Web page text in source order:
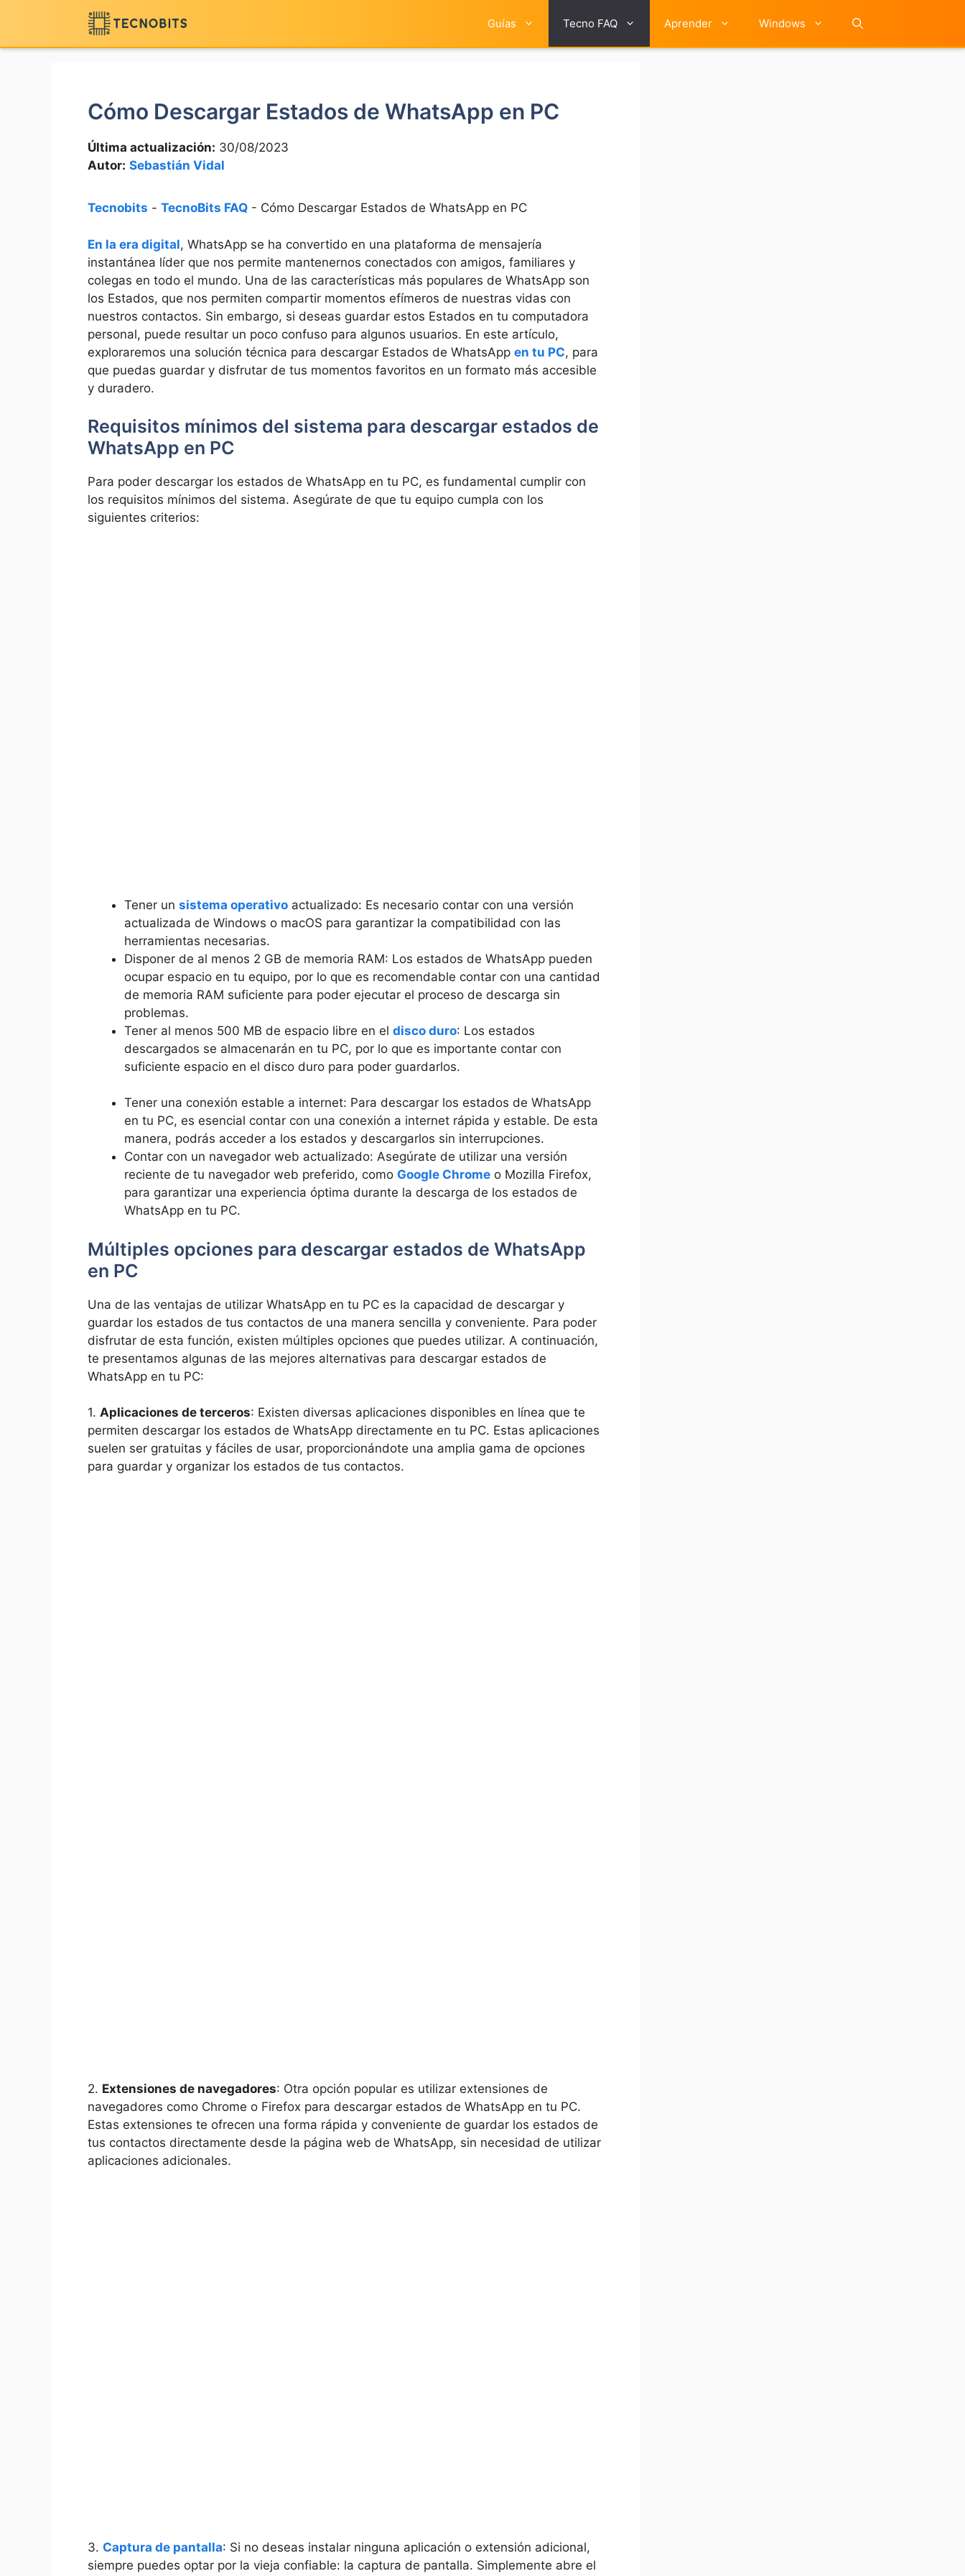
contenido
Guías Tecno FAQ Aprender Windows
Cómo Descargar Estados de WhatsApp en PC
Última actualización: 30/08/2023
Autor: Sebastián Vidal
Tecnobits - TecnoBits FAQ - Cómo Descargar Estados de WhatsApp en PC
En la era digital, WhatsApp se ha convertido en una plataforma de mensajería
instantánea líder​ que nos‌ permite mantenernos ⁣conectados con amigos, familiares y
colegas en todo el mundo. Una ‍de las características más populares ​de WhatsApp son
los Estados,‍ que nos ​permiten compartir momentos‌ efímeros de ‍nuestras vidas con‍
nuestros contactos. Sin embargo, ⁣si deseas guardar estos⁤ Estados en tu computadora
⁤personal, puede⁤ resultar un poco confuso⁣ para algunos usuarios. En ⁢este artículo,
exploraremos una solución técnica para descargar Estados de WhatsApp en tu PC, ⁢para‍
que​ puedas ​guardar⁢ y ⁢disfrutar de tus momentos ​favoritos en un formato más accesible
y duradero.
Requisitos ⁢mínimos​ del sistema ⁢para descargar estados de
WhatsApp en PC
Para⁣ poder descargar los‌ estados de ⁤WhatsApp en ‌tu PC, es fundamental cumplir con
los requisitos mínimos del sistema. Asegúrate‍ de‍ que tu equipo cumpla con los
siguientes criterios:
Tener un sistema operativo actualizado: Es necesario contar con una ⁤versión
actualizada ​de Windows ⁣o ‍macOS para garantizar⁢ la compatibilidad​ con‍ las ​
herramientas necesarias.
Disponer de al​ menos 2‌ GB de⁤ memoria RAM: Los ‌estados de ‌WhatsApp ‌pueden
ocupar espacio en tu ⁢equipo, por‌ lo ⁢que es recomendable contar con una cantidad⁢
de memoria RAM suficiente para poder ejecutar ​el proceso de descarga ⁣sin
‌problemas.
Tener ‌al menos 500 MB de espacio libre en el disco duro: Los estados
‌descargados se almacenarán ​en tu PC, por lo que es importante contar con
suficiente espacio ​en el disco ⁤duro para poder guardarlos.
Tener una conexión estable a internet: Para descargar los estados de WhatsApp
en⁣ tu PC, es esencial contar ⁣con una conexión a internet rápida y estable. De esta⁢
manera, podrás acceder a ​los estados y descargarlos sin interrupciones.
Contar con un navegador web actualizado: Asegúrate de utilizar una versión
reciente de tu navegador web preferido, ⁣como Google Chrome o Mozilla Firefox,
para garantizar una⁣ experiencia óptima durante la descarga⁢ de los estados de
⁢WhatsApp en tu PC.
Múltiples opciones para descargar‍ estados de WhatsApp
en⁢ PC
Una⁢ de las ​ventajas de utilizar WhatsApp en tu‍ PC ​es la capacidad de descargar y
guardar los estados de‍ tus contactos de ⁣una​ manera sencilla y conveniente. Para​ poder‍
disfrutar de esta función,‍ existen múltiples ⁣opciones que puedes utilizar. ⁤A continuación,
te presentamos algunas ⁣de las mejores alternativas‍ para​ descargar estados ​de ​
WhatsApp en tu​ PC:
1. Aplicaciones de terceros: Existen diversas ⁤aplicaciones disponibles en línea que te
permiten​ descargar los estados de WhatsApp directamente en ⁢tu PC. Estas aplicaciones
suelen ser gratuitas y ‍fáciles de usar, proporcionándote‌ una​ amplia ‌gama ‌de opciones
‌para guardar y organizar los estados de ⁤tus contactos.
2. Extensiones ⁤de navegadores: Otra opción popular‍ es utilizar extensiones de⁢
navegadores como Chrome ⁣o Firefox para descargar estados‌ de⁣ WhatsApp en tu ‌PC.
Estas extensiones ⁣te ofrecen​ una forma ⁤rápida y conveniente de guardar los estados de
tus contactos directamente desde la página web de‌ WhatsApp, sin necesidad de⁣ utilizar⁤
aplicaciones adicionales.
3. ‍ Captura de pantalla: Si no deseas instalar ninguna aplicación o⁤ extensión adicional,
siempre puedes optar⁣ por la vieja confiable: la ‍captura de ‌pantalla. Simplemente abre el